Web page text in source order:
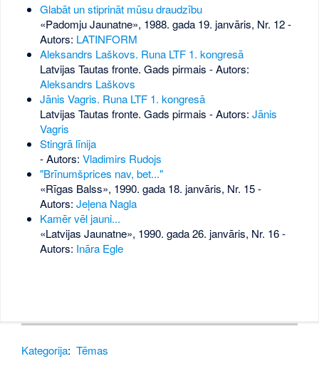
Glabāt un stiprināt mūsu draudzību
«Padomju Jaunatne», 1988. gada 19. janvāris, Nr. 12-
Autors: LATINFORM
Aleksandrs Laškovs. Runa LTF 1. kongresā
Latvijas Tautas fronte. Gads pirmais - Autors:
Aleksandrs Laškovs
Jānis Vagris. Runa LTF 1. kongresā
Latvijas Tautas fronte. Gads pirmais - Autors: Jānis
Vagris
Stingrā līnija
- Autors: Vladimirs Rudojs
"Brīnumšprices nav, bet..."
«Rīgas Balss», 1990. gada 18. janvāris, Nr. 15-
Autors: Jeļena Nagla
Kamēr vēl jauni...
«Latvijas Jaunatne», 1990. gada 26. janvāris, Nr. 16-
Autors: Ināra Egle
Kategorija: Tēmas